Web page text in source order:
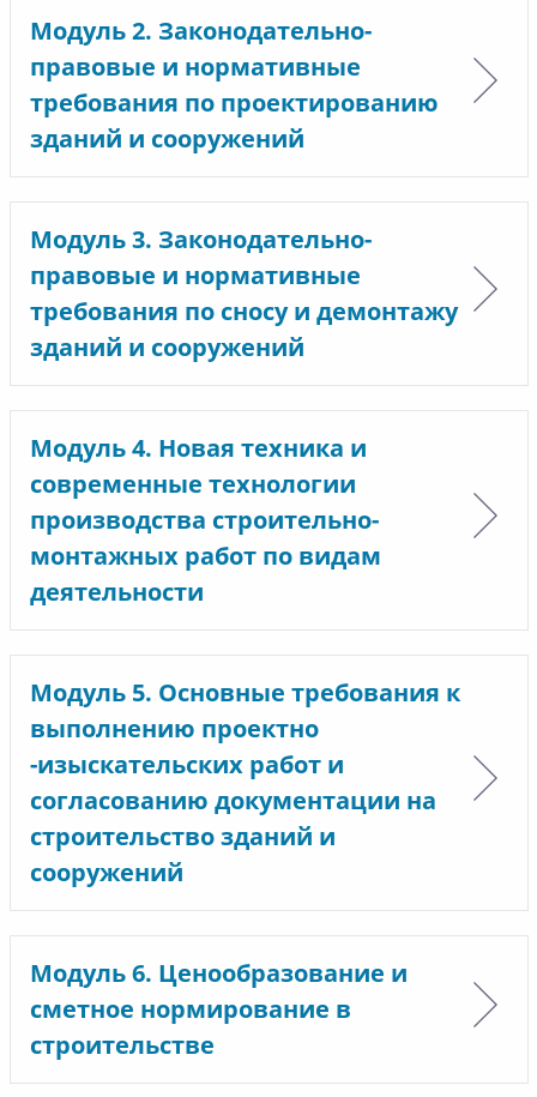
Модуль 2. Законодательно-
правовые и нормативные
требования по проектированию
зданий и сооружений
Модуль 3. Законодательно-
правовые и нормативные
требования по сносу и демонтажу
зданий и сооружений
Модуль 4. Новая техника и
современные технологии
производства строительно-
монтажных работ по видам
деятельности
Модуль 5. Основные требования к
выполнению проектно
-изыскательских работ и
согласованию документации на
строительство зданий и
сооружений
Модуль 6. Ценообразование и
сметное нормирование в
строительстве